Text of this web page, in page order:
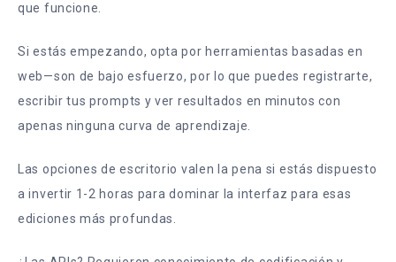
que funcione.
Si estás empezando, opta por herramientas basadas en
web—son de bajo esfuerzo, por lo que puedes registrarte,
escribir tus prompts y ver resultados en minutos con
apenas ninguna curva de aprendizaje.
Las opciones de escritorio valen la pena si estás dispuesto
a invertir 1-2 horas para dominar la interfaz para esas
ediciones más profundas.